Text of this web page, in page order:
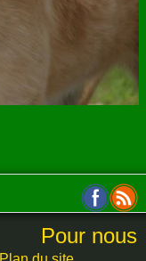
Pour nous